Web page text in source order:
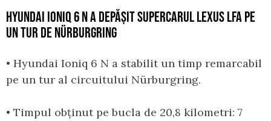
HYUNDAI IONIQ 6 N A DEPĂȘIT SUPERCARUL LEXUS LFA PE
UN TUR DE NÜRBURGRING
• Hyundai Ioniq 6 N a stabilit un timp remarcabil
pe un tur al circuitului Nürburgring.
• Timpul obținut pe bucla de 20,8 kilometri: 7